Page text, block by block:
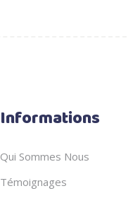
Informations
Qui Sommes Nous
Témoignages